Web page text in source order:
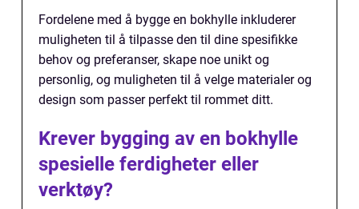
Fordelene med å bygge en bokhylle inkluderer
muligheten til å tilpasse den til dine spesifikke
behov og preferanser, skape noe unikt og
personlig, og muligheten til å velge materialer og
design som passer perfekt til rommet ditt.
Krever bygging av en bokhylle
spesielle ferdigheter eller
verktøy?